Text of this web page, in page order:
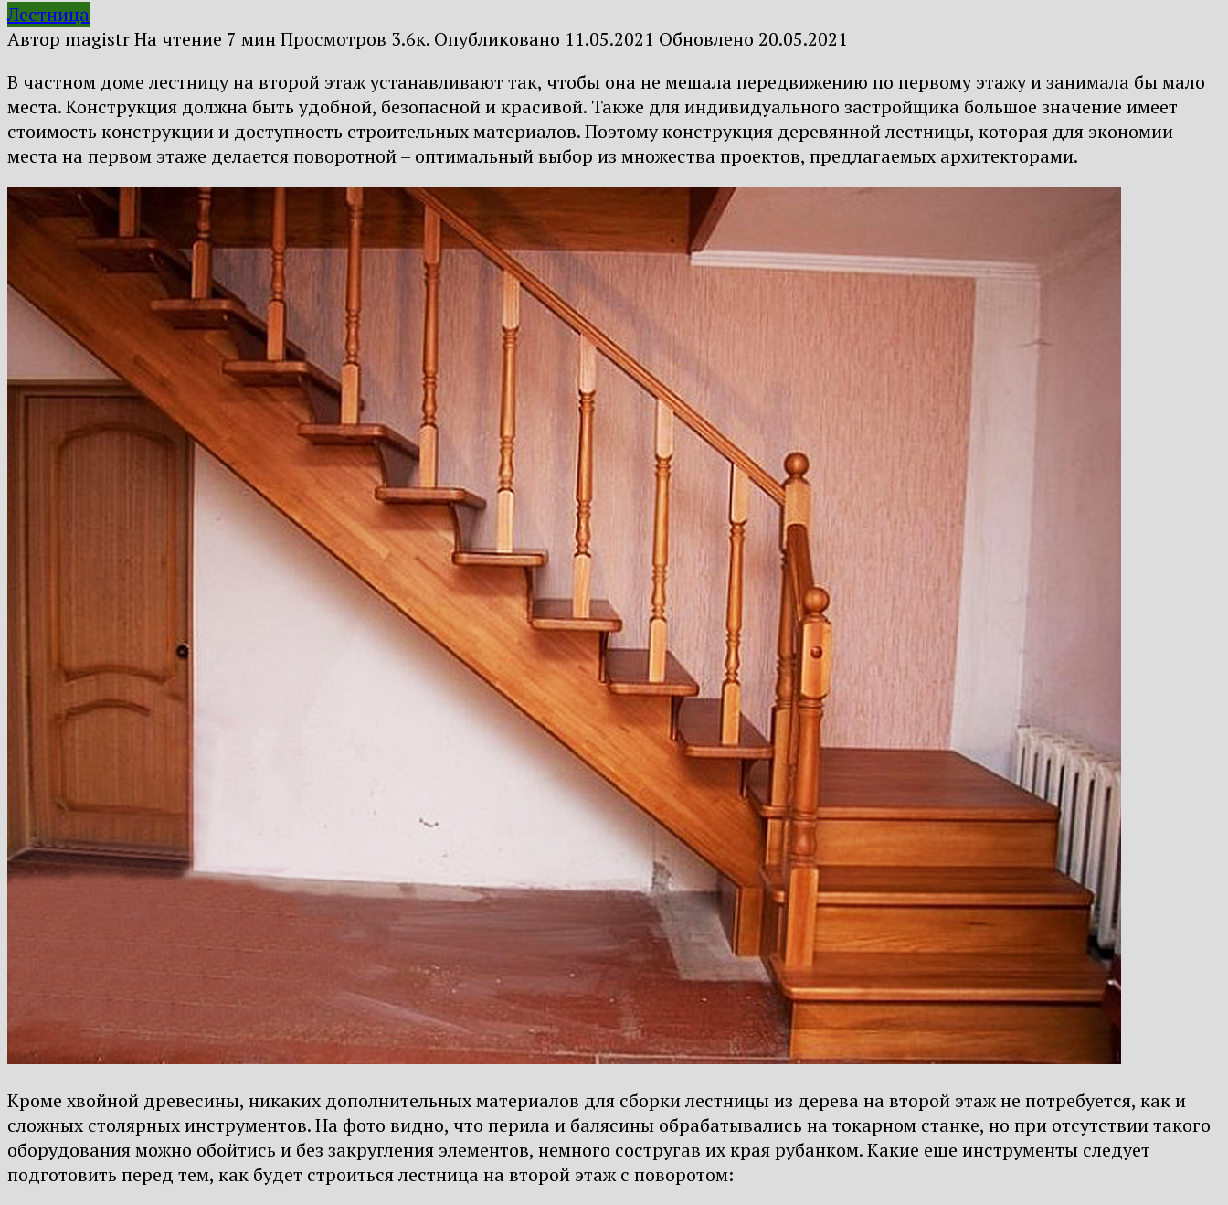
Лестница
Автор magistrНа чтение 7 минПросмотров 3.6к. Опубликовано 11.05.2021 Обновлено 20.05.2021
В частном доме лестницу на второй этаж устанавливают так, чтобы она не мешала передвижению по первому этажу и занимала бы мало
места. Конструкция должна быть удобной, безопасной и красивой. Также для индивидуального застройщика большое значение имеет
стоимость конструкции и доступность строительных материалов. Поэтому конструкция деревянной лестницы, которая для экономии
места на первом этаже делается поворотной – оптимальный выбор из множества проектов, предлагаемых архитекторами.
Кроме хвойной древесины, никаких дополнительных материалов для сборки лестницы из дерева на второй этаж не потребуется, как и
сложных столярных инструментов. На фото видно, что перила и балясины обрабатывались на токарном станке, но при отсутствии такого
оборудования можно обойтись и без закругления элементов, немного состругав их края рубанком. Какие еще инструменты следует
подготовить перед тем, как будет строиться лестница на второй этаж с поворотом: